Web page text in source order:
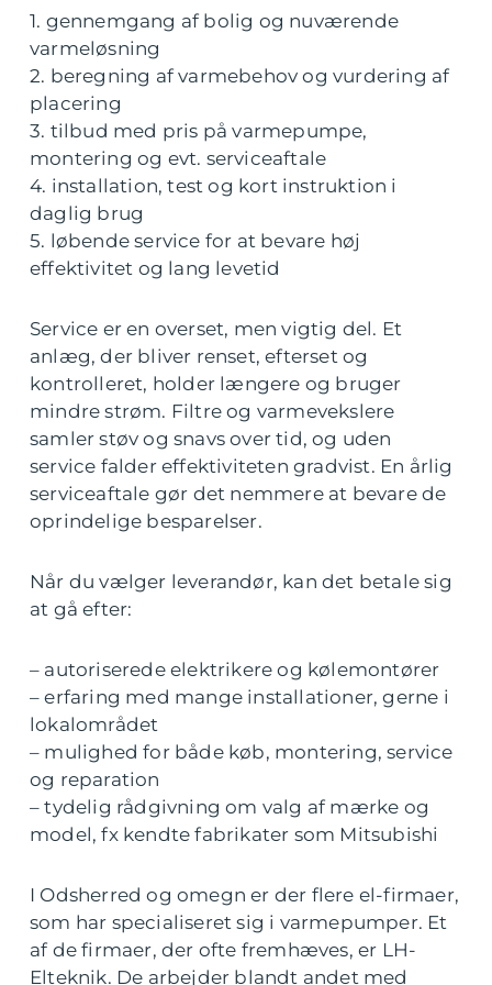
1. gennemgang af bolig og nuværende
varmeløsning
2. beregning af varmebehov og vurdering af
placering
3. tilbud med pris på varmepumpe,
montering og evt. serviceaftale
4. installation, test og kort instruktion i
daglig brug
5. løbende service for at bevare høj
effektivitet og lang levetid
Service er en overset, men vigtig del. Et
anlæg, der bliver renset, efterset og
kontrolleret, holder længere og bruger
mindre strøm. Filtre og varmevekslere
samler støv og snavs over tid, og uden
service falder effektiviteten gradvist. En årlig
serviceaftale gør det nemmere at bevare de
oprindelige besparelser.
Når du vælger leverandør, kan det betale sig
at gå efter:
– autoriserede elektrikere og kølemontører
– erfaring med mange installationer, gerne i
lokalområdet
– mulighed for både køb, montering, service
og reparation
– tydelig rådgivning om valg af mærke og
model, fx kendte fabrikater som Mitsubishi
I Odsherred og omegn er der flere el-firmaer,
som har specialiseret sig i varmepumper. Et
af de firmaer, der ofte fremhæves, er LH-
Elteknik. De arbejder blandt andet med